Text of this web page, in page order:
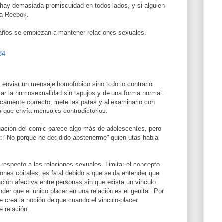
demasiada promiscuidad en todos lados, y si alguien
Reebok.
se empiezan a mantener relaciones sexuales.
un mensaje homofobico sino todo lo contrario.
la homosexualidad sin tapujos y de una forma normal.
correcto, mete las patas y al examinarlo con
que envía mensajes contradictorios.
del comic parece algo más de adolescentes, pero
porque he decidido abstenerme" quien utas habla
a las relaciones sexuales. Limitar el concepto
coitales, es fatal debido a que se da entender que
afectiva entre personas sin que exista un vinculo
que el único placer en una relación es el genital. Por
crea la noción de que cuando el vinculo-placer
relación.